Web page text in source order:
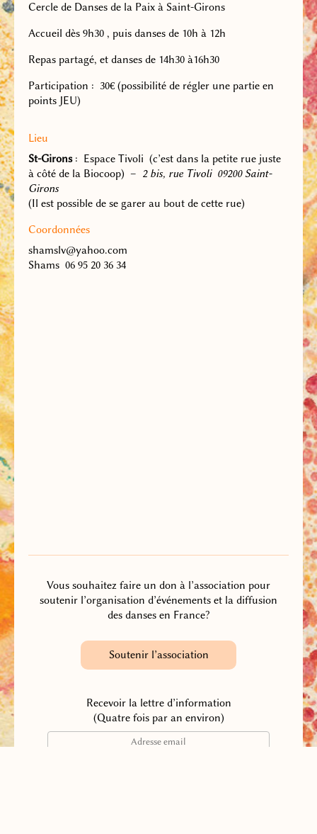
Cercle de Danses de la Paix à Saint-Girons
Accueil dès 9h30 , puis danses de 10h à 12h
Repas partagé, et danses de 14h30 à16h30
Participation : 30€ (possibilité de régler une partie en
points JEU)
Lieu
St-Girons: Espace Tivoli (c’est dans la petite rue juste
à côté de la Biocoop) – 2 bis, rue Tivoli 09200 Saint-
Girons
(Il est possible de se garer au bout de cette rue)
Coordonnées
shamslv@yahoo.com
Shams 06 95 20 36 34
Vous souhaitez faire un don à l’association pour
soutenir l’organisation d’événements et la diffusion
des danses en France?
Soutenir l’association
Recevoir la lettre d’information
(Quatre fois par an environ)